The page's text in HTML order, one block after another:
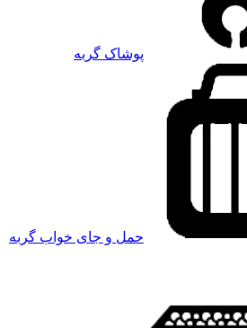
پوشاک گربه
حمل و جای خواب گربه